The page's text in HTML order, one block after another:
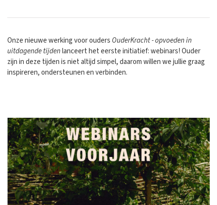
Onze nieuwe werking voor ouders OuderKracht - opvoeden in
uitdagende tijdenlanceert het eerste initiatief: webinars! Ouder
zijn in deze tijden is niet altijd simpel, daarom willen we jullie graag
inspireren, ondersteunen en verbinden.